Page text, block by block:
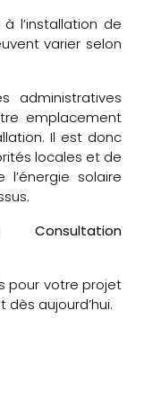
l’installation de
varier selon
administratives
emplacement
Il est donc
locales et de
solaire
pour votre projet
aujourd’hui.